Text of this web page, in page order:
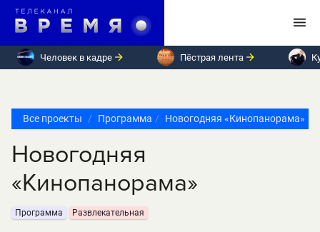
Человек в кадре Пёстрая лента
Все проекты Программа Новогодняя «Кинопанорама»
Новогодняя
«Кинопанорама»
Программа Развлекательная